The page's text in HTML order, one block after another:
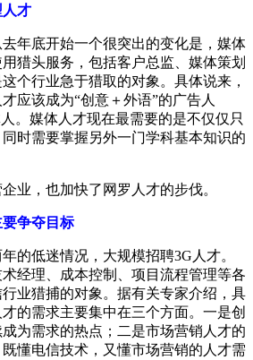
人才
年底开始一个很突出的变化是，媒体
猎头服务，包括客户总监、媒体策划
个行业急于猎取的对象。具体说来，
应该成为“创意＋外语”的广告人
。媒体人才现在最需要的是不仅仅只
时需要掌握另外一门学科基本知识的
业，也加快了网罗人才的步伐。
争夺目标
的低迷情况，大规模招聘3G人才。
经理、成本控制、项目流程管理等各
业猎捕的对象。据有关专家介绍，具
的需求主要集中在三个方面。一是创
为需求的热点；二是市场营销人才的
懂电信技术，又懂市场营销的人才需